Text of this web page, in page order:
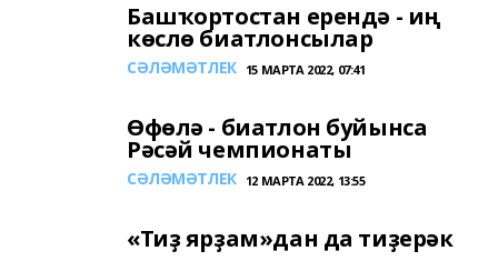
Башҡортостан ерендә - иң
көслө биатлонсылар
СӘЛӘМӘТЛЕК 15 МАРТА 2022, 07:41
Өфөлә - биатлон буйынса
Рәсәй чемпионаты
СӘЛӘМӘТЛЕК 12 МАРТА 2022, 13:55
«Тиҙ ярҙам»дан да тиҙерәк